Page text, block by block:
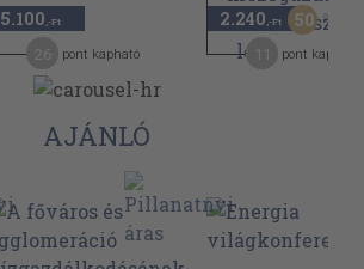
5.100 ,-Ft
pont kapható
2.240 ,-Ft 50
pont kapható
AJÁNLÓ